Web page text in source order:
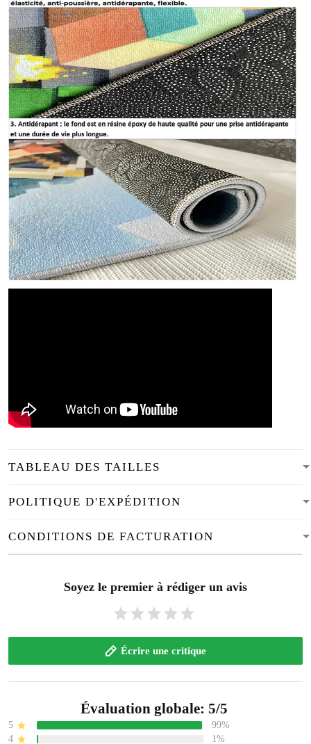
TABLEAU DES TAILLES
POLITIQUE D'EXPÉDITION
CONDITIONS DE FACTURATION
Soyez le premier à rédiger un avis
Écrire une critique
Évaluation globale: 5/5
5
99%
4
1%